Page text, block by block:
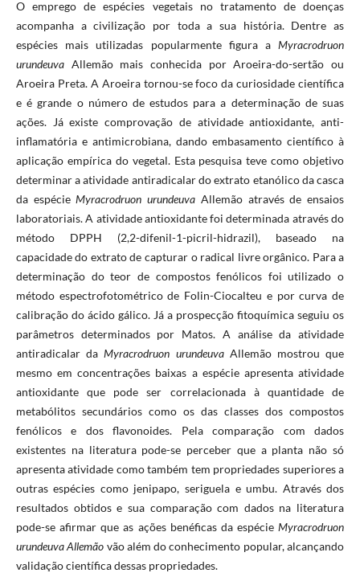
O emprego de espécies vegetais no tratamento de doenças
acompanha a civilização por toda a sua história. Dentre as
espécies mais utilizadas popularmente figura aMyracrodruon
urundeuva Allemão mais conhecida por Aroeira-do-sertão ou
Aroeira Preta. A Aroeira tornou-se foco da curiosidade científica
e é grande o número de estudos para a determinação de suas
ações. Já existe comprovação de atividade antioxidante, anti-
inflamatória e antimicrobiana, dando embasamento científico à
aplicação empírica do vegetal. Esta pesquisa teve como objetivo
determinar a atividade antiradicalar do extrato etanólico da casca
da espécieMyracrodruon urundeuva Allemão através de ensaios
laboratoriais. A atividade antioxidante foi determinada através do
método DPPH (2,2-difenil-1-picril-hidrazil), baseado na
capacidade do extrato de capturar o radical livre orgânico. Para a
determinação do teor de compostos fenólicos foi utilizado o
método espectrofotométrico de Folin-Ciocalteu e por curva de
calibração do ácido gálico. Já a prospecção fitoquímica seguiu os
parâmetros determinados por Matos. A análise da atividade
antiradicalar daMyracrodruon urundeuva Allemão mostrou que
mesmo em concentrações baixas a espécie apresenta atividade
antioxidante que pode ser correlacionada à quantidade de
metabólitos secundários como os das classes dos compostos
fenólicos e dos flavonoides. Pela comparação com dados
existentes na literatura pode-se perceber que a planta não só
apresenta atividade como também tem propriedades superiores a
outras espécies como jenipapo, seriguela e umbu. Através dos
resultados obtidos e sua comparação com dados na literatura
pode-se afirmar que as ações benéficas da espécieMyracrodruon
urundeuva Allemão vão além do conhecimento popular, alcançando
validação científica dessas propriedades.